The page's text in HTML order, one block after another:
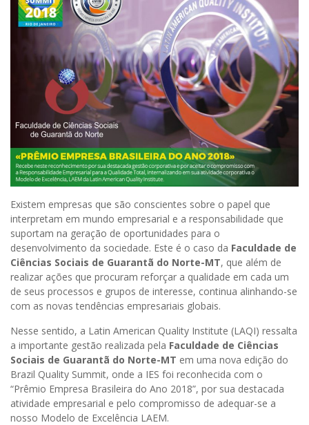
Existem empresas que são conscientes sobre o papel que
interpretam em mundo empresarial e a responsabilidade que
suportam na geração de oportunidades para o
desenvolvimento da sociedade. Este é o caso da Faculdade de
Ciências Sociais de Guarantã do Norte-MT, que além de
realizar ações que procuram reforçar a qualidade em cada um
de seus processos e grupos de interesse, continua alinhando-se
com as novas tendências empresariais globais.
Nesse sentido, a Latin American Quality Institute (LAQI) ressalta
a importante gestão realizada pela Faculdade de Ciências
Sociais de Guarantã do Norte-MT em uma nova edição do
Brazil Quality Summit, onde a IES foi reconhecida com o
“Prêmio Empresa Brasileira do Ano 2018”, por sua destacada
atividade empresarial e pelo compromisso de adequar-se a
nosso Modelo de Excelência LAEM.